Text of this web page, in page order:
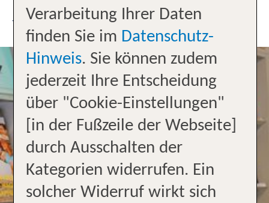
UNSER TEAM
Verarbeitung Ihrer Daten
finden Sie im Datenschutz-
Hinweis. Sie können zudem
jederzeit Ihre Entscheidung
über "Cookie-Einstellungen"
[in der Fußzeile der Webseite]
durch Ausschalten der
Kategorien widerrufen. Ein
solcher Widerruf wirkt sich